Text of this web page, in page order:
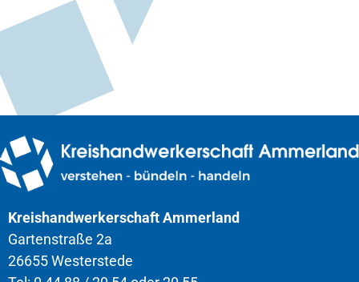
Kreishandwerkerschaft Ammerland
Gartenstraße 2a
26655 Westerstede